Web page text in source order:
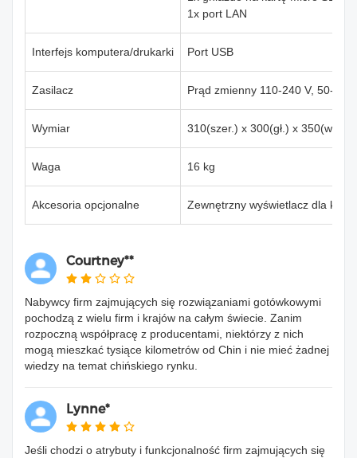
1x port LAN
Interfejs komputera/drukarki Port USB
Zasilacz Prąd zmienny 110-240 V, 50-60
Wymiar 310(szer.) x 300(gł.) x 350(wys.)
Waga 16 kg
Akcesoria opcjonalne Zewnętrzny wyświetlacz dla
Courtney**
Nabywcy firm zajmujących się rozwiązaniami gotówkowymi
pochodzą z wielu firm i krajów na całym świecie. Zanim
rozpoczną współpracę z producentami, niektórzy z nich
mogą mieszkać tysiące kilometrów od Chin i nie mieć żadnej
wiedzy na temat chińskiego rynku.
Lynne*
Jeśli chodzi o atrybuty i funkcjonalność firm zajmujących się